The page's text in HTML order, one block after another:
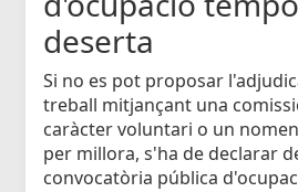
deserta
Si no es pot proposar
treball mitjançant una
caràcter voluntari o un
per millora, s'ha de declarar
convocatòria pública